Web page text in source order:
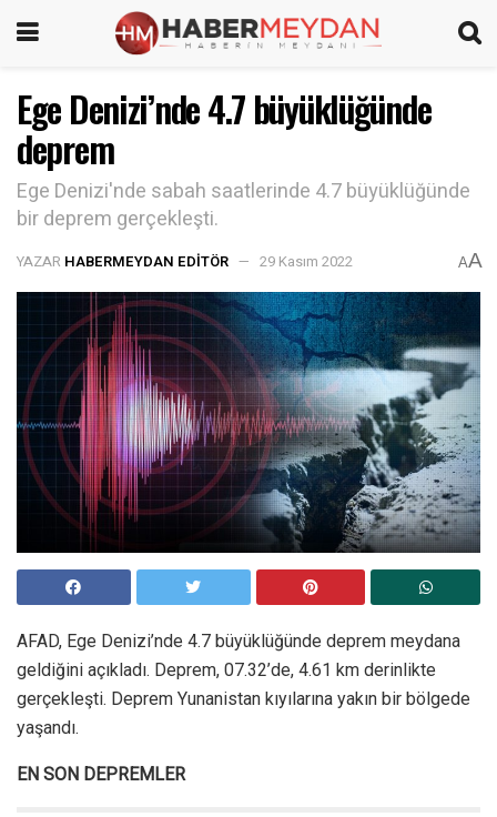
Ege Denizi’nde 4.7 büyüklüğünde
deprem
Ege Denizi'nde sabah saatlerinde 4.7 büyüklüğünde
bir deprem gerçekleşti.
YAZAR HABERMEYDAN EDITÖR 29 Kasım 2022 AA
AFAD, Ege Denizi’nde 4.7 büyüklüğünde deprem meydana
geldiğini açıkladı. Deprem, 07.32’de, 4.61 km derinlikte
gerçekleşti. Deprem Yunanistan kıyılarına yakın bir bölgede
yaşandı.
EN SON DEPREMLER